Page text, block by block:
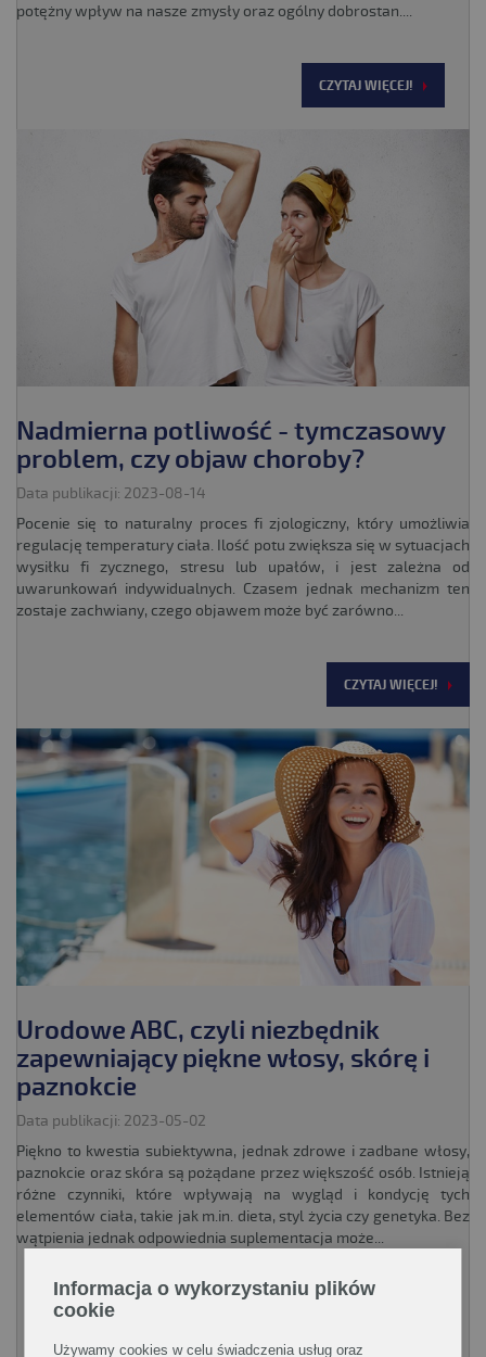
potężny wpływ na nasze zmysły oraz ogólny dobrostan....
CZYTAJ WIĘCEJ!
Nadmierna potliwość - tymczasowy
problem, czy objaw choroby?
Data publikacji: 2023-08-14
Pocenie się to naturalny proces fi zjologiczny, który umożliwia
regulację temperatury ciała. Ilość potu zwiększa się w sytuacjach
wysiłku fi zycznego, stresu lub upałów, i jest zależna od
uwarunkowań indywidualnych. Czasem jednak mechanizm ten
zostaje zachwiany, czego objawem może być zarówno...
CZYTAJ WIĘCEJ!
Urodowe ABC, czyli niezbędnik
zapewniający piękne włosy, skórę i
paznokcie
Data publikacji: 2023-05-02
Piękno to kwestia subiektywna, jednak zdrowe i zadbane włosy,
paznokcie oraz skóra są pożądane przez większość osób. Istnieją
różne czynniki, które wpływają na wygląd i kondycję tych
elementów ciała, takie jak m.in. dieta, styl życia czy genetyka. Bez
wątpienia jednak odpowiednia suplementacja może...
Informacja o wykorzystaniu plików
cookie
Używamy cookies w celu świadczenia usług oraz